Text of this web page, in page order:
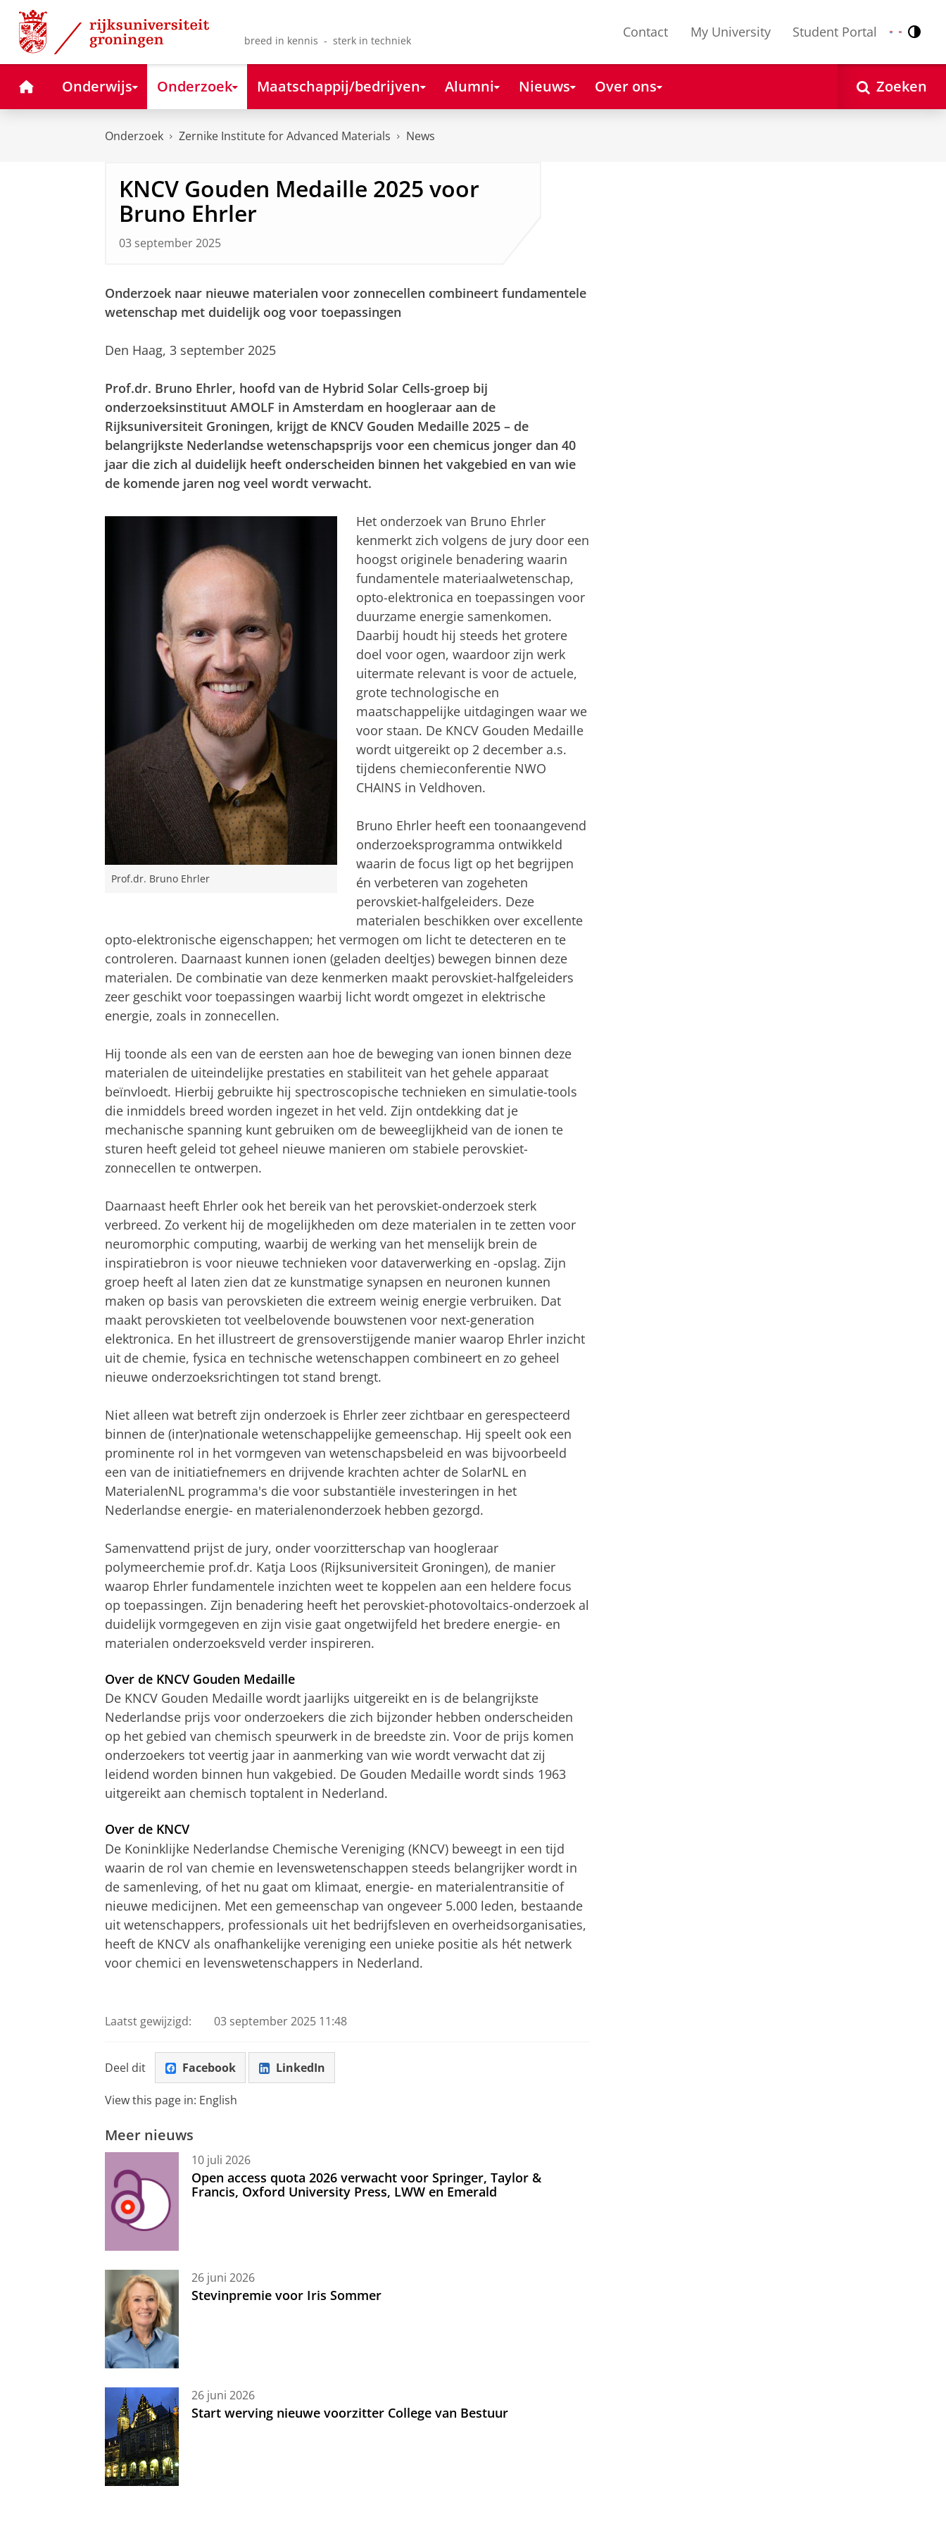
Skip
Content
Skip
Navigation
breed in kennis - sterk in techniek
Contact My University Student Portal Nederlands
English
HomeOnderwijs Onderzoek Maatschappij/bedrijven Alumni Nieuws Over ons Zoeken
Onderzoek Zernike Institute for Advanced Materials News
KNCV Gouden Medaille 2025 voor
Bruno Ehrler
03 september 2025
Onderzoek naar nieuwe materialen voor zonnecellen combineert fundamentele
wetenschap met duidelijk oog voor toepassingen
Den Haag, 3 september 2025
Prof.dr. Bruno Ehrler, hoofd van de Hybrid Solar Cells-groep bij
onderzoeksinstituut AMOLF in Amsterdam en hoogleraar aan de
Rijksuniversiteit Groningen, krijgt de KNCV Gouden Medaille 2025 – de
belangrijkste Nederlandse wetenschapsprijs voor een chemicus jonger dan 40
jaar die zich al duidelijk heeft onderscheiden binnen het vakgebied en van wie
de komende jaren nog veel wordt verwacht.
Prof.dr. Bruno Ehrler
Het onderzoek van Bruno Ehrler
kenmerkt zich volgens de jury door een
hoogst originele benadering waarin
fundamentele materiaalwetenschap,
opto-elektronica en toepassingen voor
duurzame energie samenkomen.
Daarbij houdt hij steeds het grotere
doel voor ogen, waardoor zijn werk
uitermate relevant is voor de actuele,
grote technologische en
maatschappelijke uitdagingen waar we
voor staan. De KNCV Gouden Medaille
wordt uitgereikt op 2 december a.s.
tijdens chemieconferentie NWO
CHAINS in Veldhoven.
Bruno Ehrler heeft een toonaangevend
onderzoeksprogramma ontwikkeld
waarin de focus ligt op het begrijpen
én verbeteren van zogeheten
perovskiet-halfgeleiders. Deze
materialen beschikken over excellente
opto-elektronische eigenschappen; het vermogen om licht te detecteren en te
controleren. Daarnaast kunnen ionen (geladen deeltjes) bewegen binnen deze
materialen. De combinatie van deze kenmerken maakt perovskiet-halfgeleiders
zeer geschikt voor toepassingen waarbij licht wordt omgezet in elektrische
energie, zoals in zonnecellen.
Hij toonde als een van de eersten aan hoe de beweging van ionen binnen deze
materialen de uiteindelijke prestaties en stabiliteit van het gehele apparaat
beïnvloedt. Hierbij gebruikte hij spectroscopische technieken en simulatie-tools
die inmiddels breed worden ingezet in het veld. Zijn ontdekking dat je
mechanische spanning kunt gebruiken om de beweeglijkheid van de ionen te
sturen heeft geleid tot geheel nieuwe manieren om stabiele perovskiet-
zonnecellen te ontwerpen.
Daarnaast heeft Ehrler ook het bereik van het perovskiet-onderzoek sterk
verbreed. Zo verkent hij de mogelijkheden om deze materialen in te zetten voor
neuromorphic computing, waarbij de werking van het menselijk brein de
inspiratiebron is voor nieuwe technieken voor dataverwerking en -opslag. Zijn
groep heeft al laten zien dat ze kunstmatige synapsen en neuronen kunnen
maken op basis van perovskieten die extreem weinig energie verbruiken. Dat
maakt perovskieten tot veelbelovende bouwstenen voor next-generation
elektronica. En het illustreert de grensoverstijgende manier waarop Ehrler inzicht
uit de chemie, fysica en technische wetenschappen combineert en zo geheel
nieuwe onderzoeksrichtingen tot stand brengt.
Niet alleen wat betreft zijn onderzoek is Ehrler zeer zichtbaar en gerespecteerd
binnen de (inter)nationale wetenschappelijke gemeenschap. Hij speelt ook een
prominente rol in het vormgeven van wetenschapsbeleid en was bijvoorbeeld
een van de initiatiefnemers en drijvende krachten achter de SolarNL en
MaterialenNL programma's die voor substantiële investeringen in het
Nederlandse energie- en materialenonderzoek hebben gezorgd.
Samenvattend prijst de jury, onder voorzitterschap van hoogleraar
polymeerchemie prof.dr. Katja Loos (Rijksuniversiteit Groningen), de manier
waarop Ehrler fundamentele inzichten weet te koppelen aan een heldere focus
op toepassingen. Zijn benadering heeft het perovskiet-photovoltaics-onderzoek al
duidelijk vormgegeven en zijn visie gaat ongetwijfeld het bredere energie- en
materialen onderzoeksveld verder inspireren.
Over de KNCV Gouden Medaille
De KNCV Gouden Medaille wordt jaarlijks uitgereikt en is de belangrijkste
Nederlandse prijs voor onderzoekers die zich bijzonder hebben onderscheiden
op het gebied van chemisch speurwerk in de breedste zin. Voor de prijs komen
onderzoekers tot veertig jaar in aanmerking van wie wordt verwacht dat zij
leidend worden binnen hun vakgebied. De Gouden Medaille wordt sinds 1963
uitgereikt aan chemisch toptalent in Nederland.
Over de KNCV
De Koninklijke Nederlandse Chemische Vereniging (KNCV) beweegt in een tijd
waarin de rol van chemie en levenswetenschappen steeds belangrijker wordt in
de samenleving, of het nu gaat om klimaat, energie- en materialentransitie of
nieuwe medicijnen. Met een gemeenschap van ongeveer 5.000 leden, bestaande
uit wetenschappers, professionals uit het bedrijfsleven en overheidsorganisaties,
heeft de KNCV als onafhankelijke vereniging een unieke positie als hét netwerk
voor chemici en levenswetenschappers in Nederland.
Laatst gewijzigd: 03 september 2025 11:48
Deel dit Facebook LinkedIn
View this page in: English
Meer nieuws
10 juli 2026
Open access quota 2026 verwacht voor Springer, Taylor &
Francis, Oxford University Press, LWW en Emerald
26 juni 2026
Stevinpremie voor Iris Sommer
26 juni 2026
Start werving nieuwe voorzitter College van Bestuur